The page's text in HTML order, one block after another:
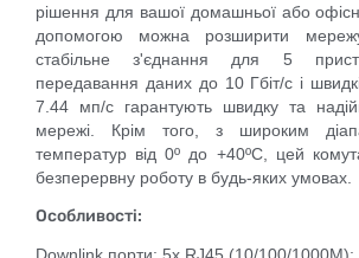
рішення для вашої домашньої або
допомогою можна розширити
стабільне з'єднання для 5
передавання даних до 10 Гбіт/с і
7.44 мп/с гарантують швидку та
мережі. Крім того, з широким
температур від 0º до +40ºC, цей
безперервну роботу в будь-яких умовах.
Особливості: